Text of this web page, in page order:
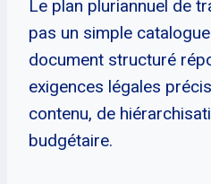
Le plan pluriannuel de
pas un simple
document structuré
exigences légales
contenu, de
budgétaire.